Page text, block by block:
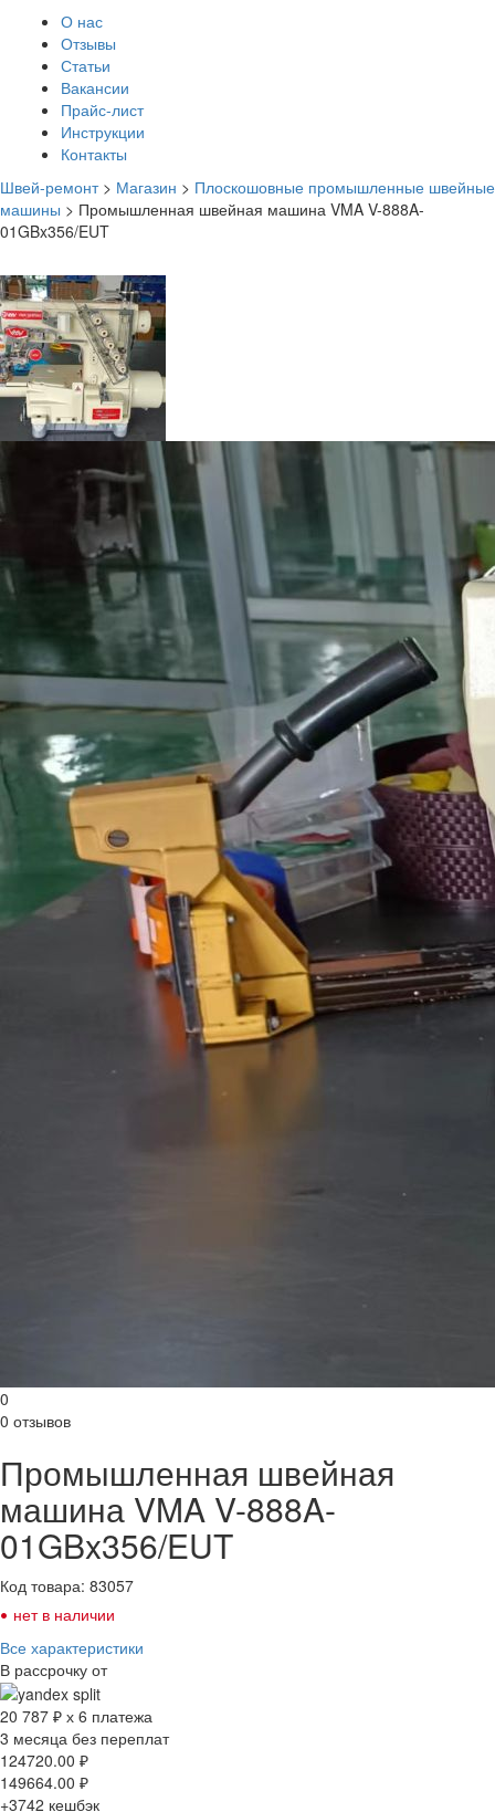
О нас
Отзывы
Статьи
Вакансии
Прайс-лист
Инструкции
Контакты
Швей-ремонт> Магазин > Плоскошовные промышленные швейные
машины > Промышленная швейная машина VMA V-888A-
01GBx356/EUT
0
0 отзывов
Промышленная швейная
машина VMA V-888A-
01GBx356/EUT
Код товара: 83057
• нет в наличии
Все характеристики
В рассрочку от
20 787 ₽ х 6 платежа
3 месяца без переплат
124720.00 ₽
149664.00 ₽
+3742 кешбэк